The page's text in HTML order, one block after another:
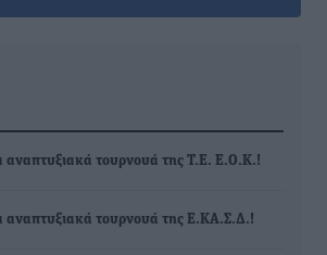
αναπτυξιακά τουρνουά της Τ.Ε. Ε.Ο.Κ.!
αναπτυξιακά τουρνουά της Ε.ΚΑ.Σ.Δ.!